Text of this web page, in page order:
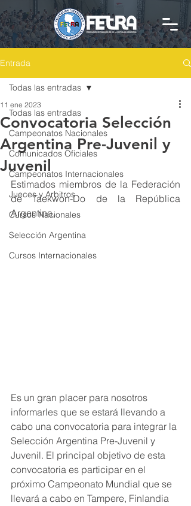
Entrada
Todas las entradas
Campeonatos Nacionales
Comunicados Oficiales
Campeonatos Internacionales
Jueces y Arbitros
Cursos Nacionales
Selección Argentina
Cursos Internacionales
Todas las entradas
Convocatoria Selección
Argentina Pre-Juvenil y
Juvenil
11 ene 2023
Estimados miembros de la Federación
de Taekwon-Do de la República
Argentina,
Es un gran placer para nosotros
informarles que se estará llevando a
cabo una convocatoria para integrar la
Selección Argentina Pre-Juvenil y
Juvenil. El principal objetivo de esta
convocatoria es participar en el
próximo Campeonato Mundial que se
llevará a cabo en Tampere, Finlandia